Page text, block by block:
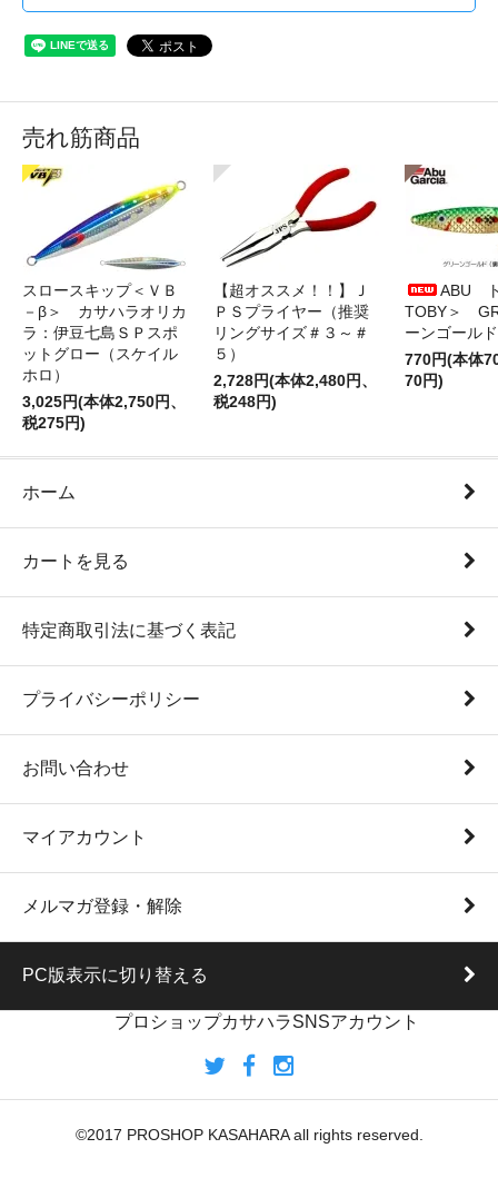
売れ筋商品
スロースキップ＜ＶＢ
－β＞ カサハラオリカ
ラ：伊豆七島ＳＰスポ
ットグロー（スケイル
ホロ）
3,025円(本体2,750円、
税275円)
【超オススメ！！】Ｊ
ＰＳプライヤー（推奨
リングサイズ＃３～＃
５）
2,728円(本体2,480円、
税248円)
ABU
TOBY＞
ーンゴールド
770円(本体
70円)
ホーム
カートを見る
特定商取引法に基づく表記
プライバシーポリシー
お問い合わせ
マイアカウント
メルマガ登録・解除
PC版表示に切り替える
プロショップカサハラSNSアカウント
©2017 PROSHOP KASAHARA all rights reserved.